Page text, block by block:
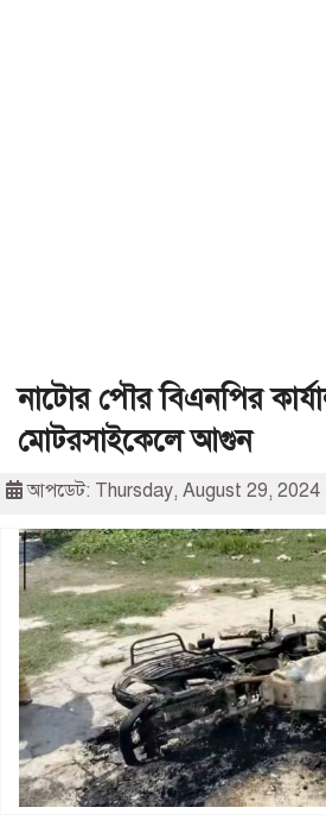
নাটোর পৌর বিএনপির
মোটরসাইকেলে আগুন
আপডেট: Thursday, August 29, 2024